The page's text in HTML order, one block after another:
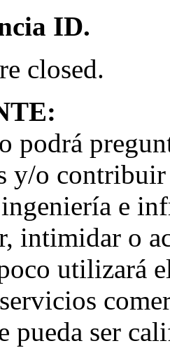
ID.
closed.
podrá
y/o
e
intimidar o
utilizará
pueda ser